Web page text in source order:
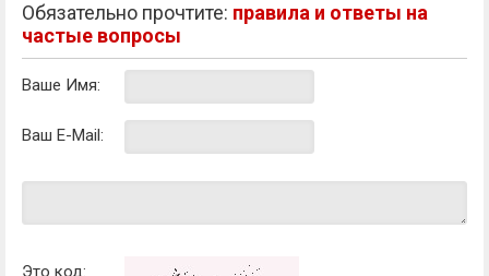
Обязательно прочтите: правила и ответы на
частые вопросы
Ваше Имя:
Ваш E-Mail:
Это код: